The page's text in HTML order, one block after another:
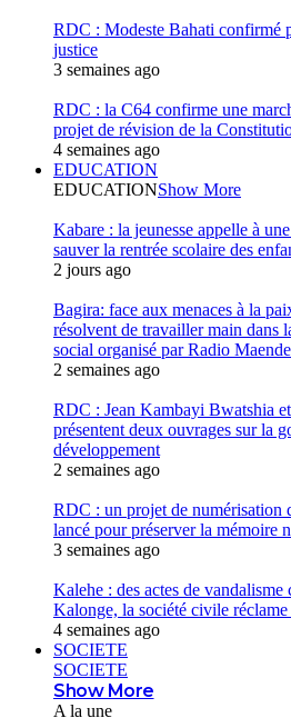
RDC : Modeste Bahati confirmé
justice
3 semaines ago
RDC : la C64 confirme une
projet de révision de la
4 semaines ago
EDUCATION
EDUCATIONShow More
Kabare : la jeunesse appelle à
sauver la rentrée scolaire des
2 jours ago
Bagira: face aux menaces à la
résolvent de travailler main dans
social organisé par Radio
2 semaines ago
RDC : Jean Kambayi Bwatshia
présentent deux ouvrages sur la
développement
2 semaines ago
RDC : un projet de numérisation
lancé pour préserver la mémoire
3 semaines ago
Kalehe : des actes de vandalisme
Kalonge, la société civile réclame
4 semaines ago
SOCIETE
SOCIETE
Show More
A la une